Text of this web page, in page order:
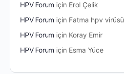
HPV Forum için Erol Çelik
HPV Forum için Fatma hpv virüsü
HPV Forum için Koray Emir
HPV Forum için Esma Yüce